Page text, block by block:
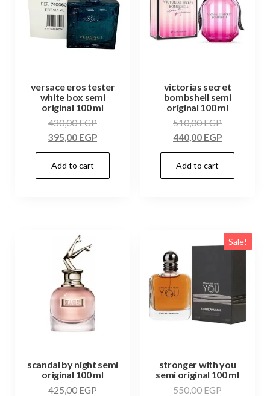
versace eros tester
white box semi
original 100 ml
430,00EGP
395,00 EGP
Add to cart
victorias secret
bombshell semi
original 100 ml
510,00EGP
440,00 EGP
Add to cart
scandal by night semi
original 100 ml
425,00 EGP
Sale!
stronger with you
semi original 100 ml
550,00EGP